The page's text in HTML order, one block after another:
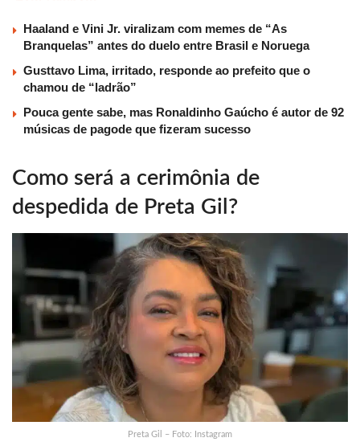
Haaland e Vini Jr. viralizam com memes de “As
Branquelas” antes do duelo entre Brasil e Noruega
Gusttavo Lima, irritado, responde ao prefeito que o
chamou de “ladrão”
Pouca gente sabe, mas Ronaldinho Gaúcho é autor de 92
músicas de pagode que fizeram sucesso
Como será a cerimônia de
despedida de Preta Gil?
Preta Gil – Foto: Instagram